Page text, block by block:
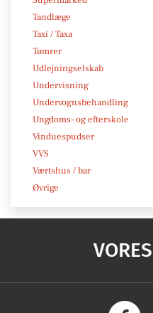
Tandlæge
Taxi / Taxa
Tømrer
Udlejningselskab
Undervisning
Undervognsbehandling
Ungdoms- og efterskole
Vinduespudser
VVS
Værtshus / bar
Øvrige
VORES